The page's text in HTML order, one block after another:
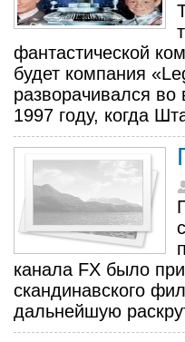
фантастической
будет компания
разворачивался
1997 году, когда
канала FX было
скандинавского
дальнейшую